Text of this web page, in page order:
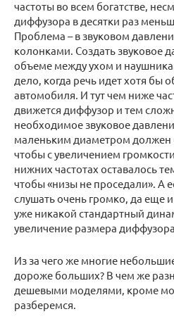
частоты во всем богатстве,
диффузора в десятки раз
Проблема – в звуковом
колонками. Создать звуковое
объеме между ухом и
дело, когда речь идет хотя бы
автомобиля. И тут чем ниже
движется диффузор и тем
необходимое звуковое
маленьким диаметром должен
чтобы с увеличением
нижних частотах оставалось
чтобы «низы не проседали». А
слушать очень громко, да еще
уже никакой стандартный
увеличение размера
Из за чего же многие
дороже больших? В чем же
дешевыми моделями, кроме
разберемся.